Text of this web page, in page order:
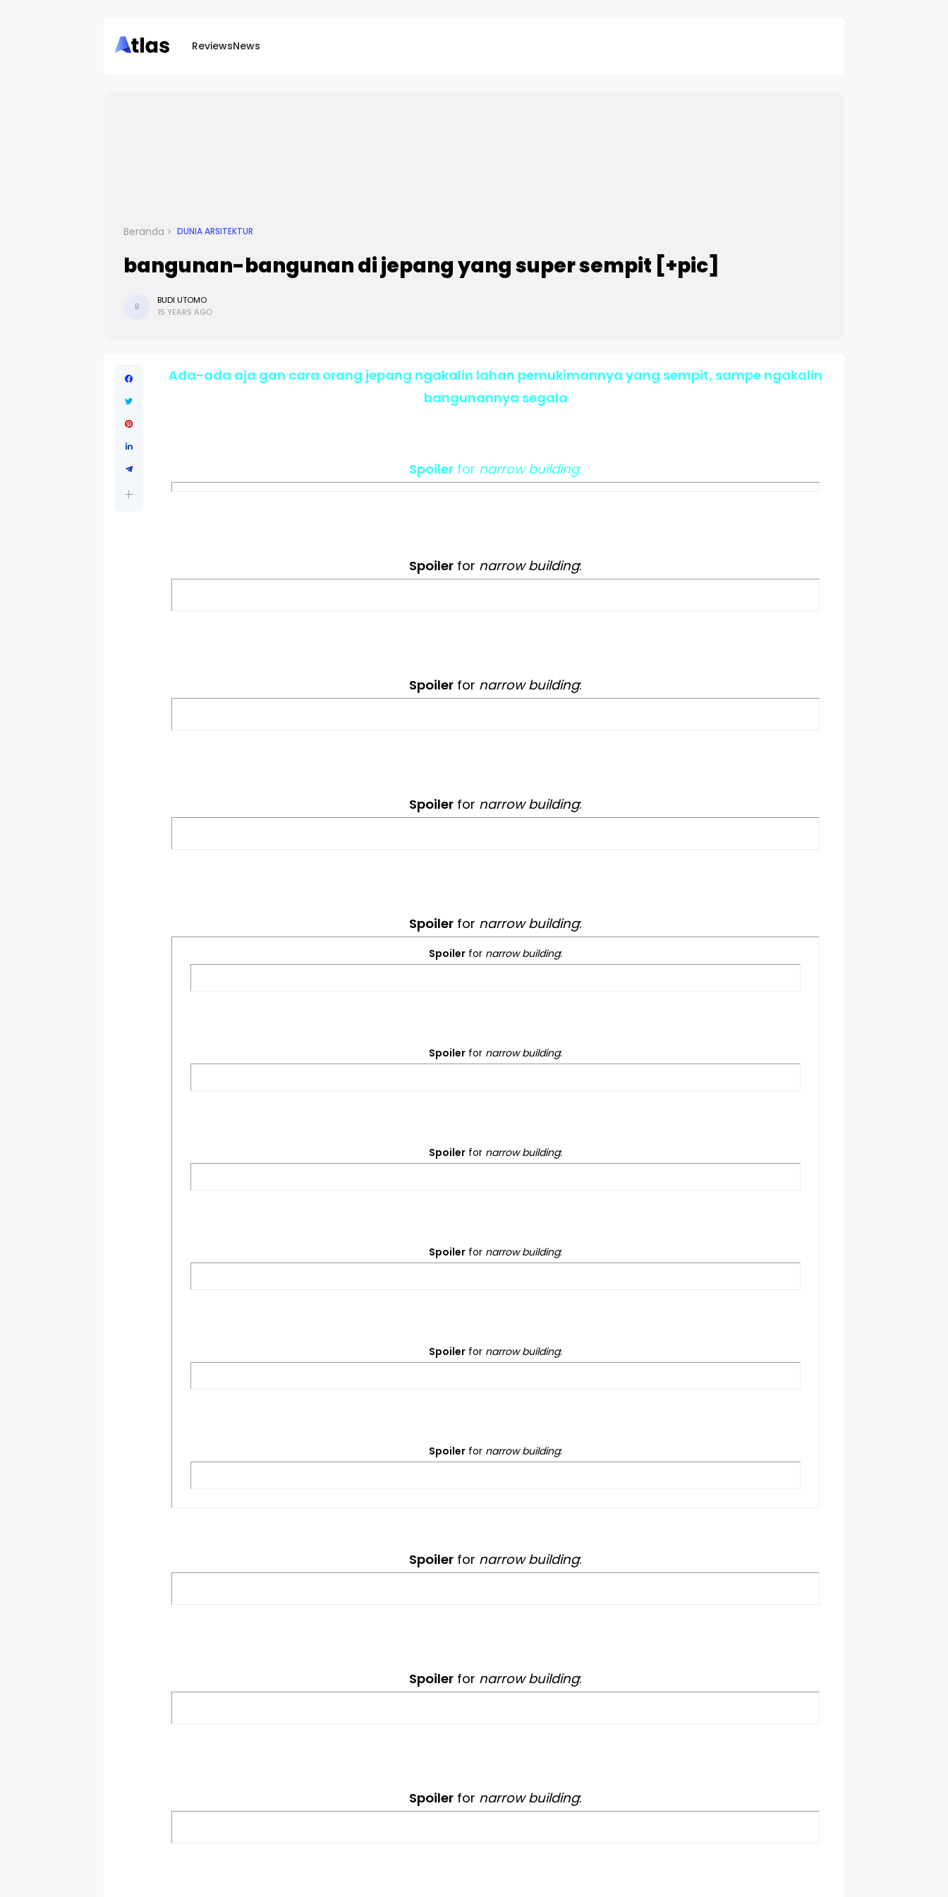
ReviewsNews
Beranda DUNIA ARSITEKTUR
bangunan-bangunan di jepang yang super sempit [+pic]
B
BUDI UTOMO
15 YEARS AGO
Ada-ada aja gan cara orang jepang ngakalin lahan pemukimannya yang sempit, sampe ngakalin
bangunannya segala
Spoiler for narrow building:
Spoiler for narrow building:
Spoiler for narrow building:
Spoiler for narrow building:
Spoiler for narrow building:
Spoiler for narrow building:
Spoiler for narrow building:
Spoiler for narrow building:
Spoiler for narrow building:
Spoiler for narrow building:
Spoiler for narrow building:
Spoiler for narrow building:
Spoiler for narrow building:
Spoiler for narrow building: